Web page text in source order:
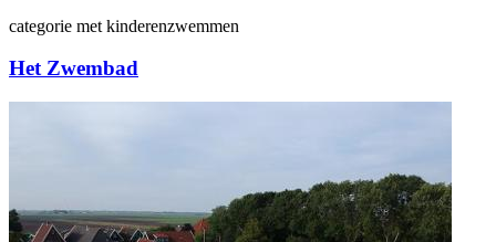
categorie met kinderenzwemmen
Het Zwembad